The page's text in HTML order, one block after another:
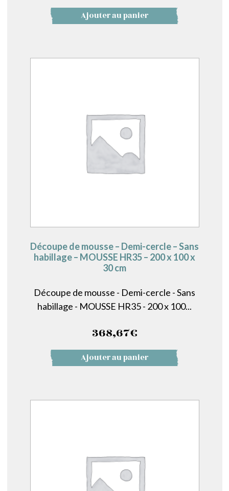
Ajouter au panier
Découpe de mousse – Demi-cercle – Sans
habillage – MOUSSE HR35 – 200 x 100 x
30 cm
Découpe de mousse - Demi-cercle - Sans
habillage - MOUSSE HR35 - 200 x 100...
368,67€
Ajouter au panier